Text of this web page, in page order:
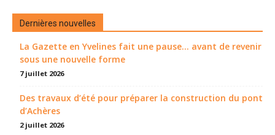
Dernières nouvelles
La Gazette en Yvelines fait une pause... avant de revenir
sous une nouvelle forme
7 juillet 2026
Des travaux d’été pour préparer la construction du pont
d’Achères
2 juillet 2026